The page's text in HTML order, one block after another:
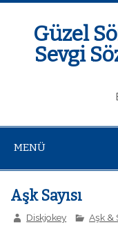
Güzel
Sevgi
MENÜ
Aşk Sayısı
Diskjokey Aşk &